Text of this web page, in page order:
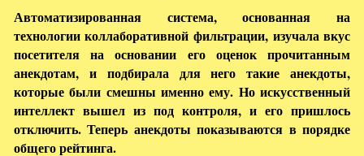
Автоматизированная система, основанная на
технологии коллаборативной фильтрации, изучала вкус
посетителя на основании его оценок прочитанным
анекдотам, и подбирала для него такие анекдоты,
которые были смешны именно ему. Но искусственный
интеллект вышел из под контроля, и его пришлось
отключить. Теперь анекдоты показываются в порядке
общего рейтинга.